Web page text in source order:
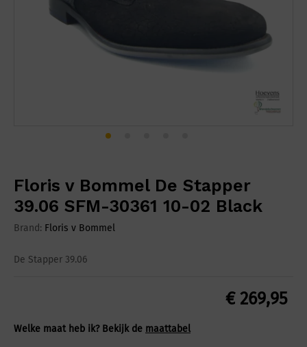
Floris v Bommel De Stapper
39.06 SFM-30361 10-02 Black
Brand: Floris v Bommel
De Stapper 39.06
€269,95
Welke maat heb ik? Bekijk de maattabel